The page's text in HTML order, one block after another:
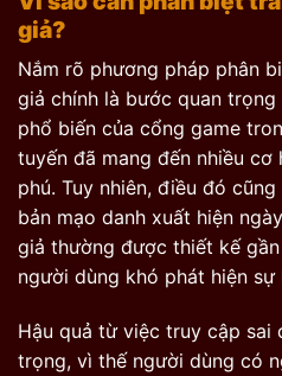
giả?
Nắm rõ phương pháp phân
giả chính là bước quan
phổ biến của cổng game
tuyến đã mang đến nhiều
phú. Tuy nhiên, điều đó
bản mạo danh xuất hiện
giả thường được thiết kế
người dùng khó phát hiện sự
Hậu quả từ việc truy cập sai
trọng, vì thế người dùng có